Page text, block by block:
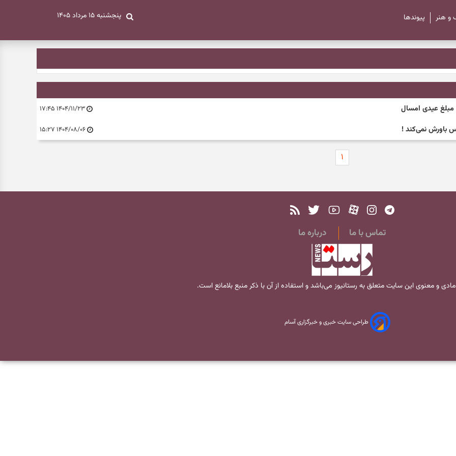
پنجشنبه ۱۵ مرداد ۱۴۰۵ و هنر پیوند‌ها
۱۴۰۴/۱۱/۲۳ ۱۷:۴۵
باورش نمی‌کند ! ۱۴۰۴/۰۸/۰۶ ۱۵:۲۷
۱
تماس با ما درباره ما
و معنوی این سایت متعلق به رستانیوز می‌باشد و استفاده از آن با ذکر منبع بلامانع است.
طراحی سایت خبری و خبرگزاری آسام